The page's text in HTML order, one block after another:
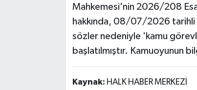
Mahkemesi'nin 2026/208
hakkında, 08/07/2026
sözler nedeniyle 'kamu
başlatılmıştır. Kamuoyunun
Kaynak: HALK HABER MERKEZİ